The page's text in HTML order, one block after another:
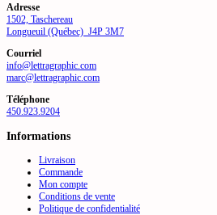
Adresse
1502, Taschereau
Longueuil (Québec) J4P 3M7
Courriel
info@lettragraphic.com
marc@lettragraphic.com
Téléphone
450.923.9204
Informations
Livraison
Commande
Mon compte
Conditions de vente
Politique de confidentialité